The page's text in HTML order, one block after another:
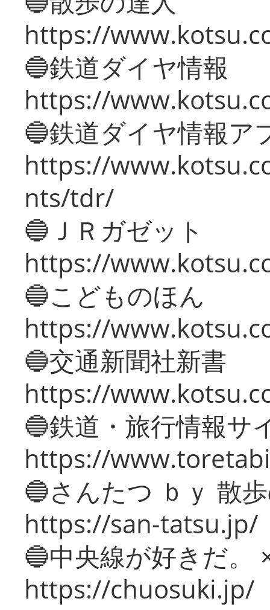
https://
🔵鉄道ダイヤ情報
https://
🔵鉄道ダイヤ情報ア
https://
nts/tdr/
🔵ＪＲガゼット
https://
🔵こどものほん
https://
🔵交通新聞社新書
https://
🔵鉄道・旅行情報サ
https://
🔵さんたつ ｂｙ 散
https://san-tatsu.jp/
🔵中央線が好きだ。
https://chuosuki.jp/